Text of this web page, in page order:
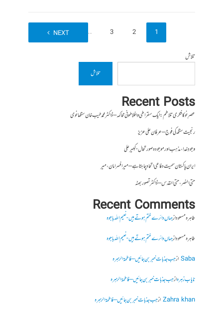
1
2
3
…
7
NEXT
تلاش
تلاش
Recent Posts
عصرِ نو کا فکری تلاطم: ایک سقراطی و افلاطونی محاکمہ – ڈاکٹر محمد طیب خان سنگھانوی
رنجیت سنگھ کی فوج – عرفان علی عزیز
وجودِ خدا، مذہب اور موجودہ صورتحال- کبیر علی
ایران پاکستان سمیت دفاعی اتحاد چاہتا ہے – میر افسر امان،میر
حتی النصر ، حتی القدس – ڈاکٹر تصور بھٹہ
Recent Comments
طاہرہ مسعودازجہاں دائرے ختم ہوتے ہیں- نعیم اللہ باجوہ
طاہرہ مسعودازجہاں دائرے ختم ہوتے ہیں- نعیم اللہ باجوہ
Sabaازجب جذبات خبر بن جائیں – فاطمۃالزہرہ
نایاب زہرہازجب جذبات خبر بن جائیں – فاطمۃالزہرہ
Zahra khanازجب جذبات خبر بن جائیں – فاطمۃالزہرہ